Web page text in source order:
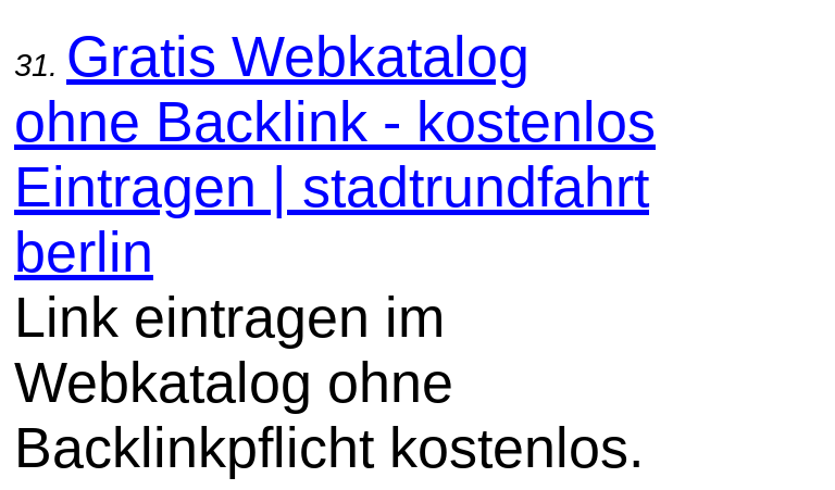
31. Gratis Webkatalog
ohne Backlink - kostenlos
Eintragen | stadtrundfahrt
berlin
Link eintragen im
Webkatalog ohne
Backlinkpflicht kostenlos.